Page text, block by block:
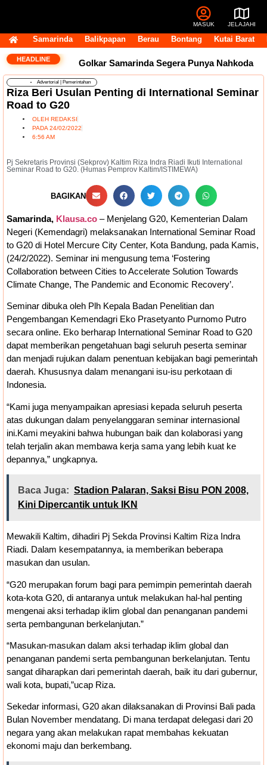
MASUK JELAJAHI
Samarinda Balikpapan Berau Bontang Kutai Barat
HEADLINE Golkar Samarinda Segera Punya Nahkoda
Baru, Andi Satya Bicara Langkah ke Depan
Dana Transfer Rp2,5 Triliun Masih Tertahan,
Ruang Fiskal Kaltim Kian Terhimpit
Kaltim Tambah Lima Raperda di Luar
Propemperda, Fokus Perkuat PAD dan
Penyesuaian Organisasi Daerah
Bankeu Fisik Belum Cair, Kepala Daerah
Khawatir Proyek Infrastruktur Terganggu
Advertorial Pemerintahan
Riza Beri Usulan Penting di International Seminar
Road to G20
OLEH REDAKSI
PADA 24/02/2022
6:56 AM
Pj Sekretaris Provinsi (Sekprov) Kaltim Riza Indra Riadi Ikuti International
Seminar Road to G20. (Humas Pemprov Kaltim/ISTIMEWA)
BAGIKAN
Samarinda, Klausa.co – Menjelang G20, Kementerian Dalam
Negeri (Kemendagri) melaksanakan International Seminar Road
to G20 di Hotel Mercure City Center, Kota Bandung, pada Kamis,
(24/2/2022). Seminar ini mengusung tema ‘Fostering
Collaboration between Cities to Accelerate Solution Towards
Climate Change, The Pandemic and Economic Recovery’.
Seminar dibuka oleh Plh Kepala Badan Penelitian dan
Pengembangan Kemendagri Eko Prasetyanto Purnomo Putro
secara online. Eko berharap International Seminar Road to G20
dapat memberikan pengetahuan bagi seluruh peserta seminar
dan menjadi rujukan dalam penentuan kebijakan bagi pemerintah
daerah. Khususnya dalam menangani isu-isu perkotaan di
Indonesia.
“Kami juga menyampaikan apresiasi kepada seluruh peserta
atas dukungan dalam penyelanggaran seminar internasional
ini.Kami meyakini bahwa hubungan baik dan kolaborasi yang
telah terjalin akan membawa kerja sama yang lebih kuat ke
depannya,” ungkapnya.
Baca Juga: Stadion Palaran, Saksi Bisu PON 2008,
Kini Dipercantik untuk IKN
Mewakili Kaltim, dihadiri Pj Sekda Provinsi Kaltim Riza Indra
Riadi. Dalam kesempatannya, ia memberikan beberapa
masukan dan usulan.
“G20 merupakan forum bagi para pemimpin pemerintah daerah
kota-kota G20, di antaranya untuk melakukan hal-hal penting
mengenai aksi terhadap iklim global dan penanganan pandemi
serta pembangunan berkelanjutan.”
“Masukan-masukan dalam aksi terhadap iklim global dan
penanganan pandemi serta pembangunan berkelanjutan. Tentu
sangat diharapkan dari pemerintah daerah, baik itu dari gubernur,
wali kota, bupati,”ucap Riza.
Sekedar informasi, G20 akan dilaksanakan di Provinsi Bali pada
Bulan November mendatang. Di mana terdapat delegasi dari 20
negara yang akan melakukan rapat membahas kekuatan
ekonomi maju dan berkembang.